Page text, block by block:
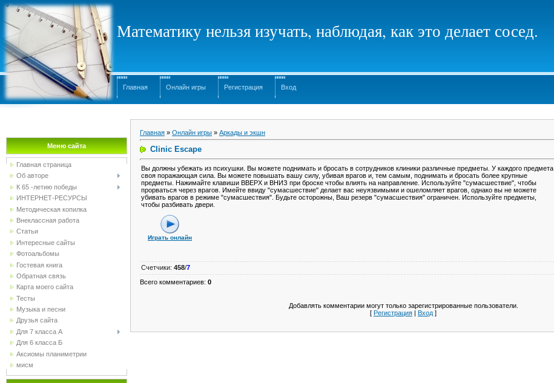
Математику нельзя изучать, наблюдая, как это делает сосед.
Главная Онлайн игры Регистрация Вход
Меню сайта
Главная страница
Об авторе
К 65 -летию победы
ИНТЕРНЕТ-РЕСУРСЫ
Методическая копилка
Внеклассная работа
Статьи
Интересные сайты
Фотоальбомы
Гостевая книга
Обратная связь
Карта моего сайта
Тесты
Музыка и песни
Друзья сайта
Для 7 класса А
Для 6 класса Б
Аксиомы планиметрии
мисм
Главная » Онлайн игры » Аркады и экшн
Clinic Escape
Вы должны убежать из психушки. Вы можете поднимать и бросать в сотрудников клиники различные предметы. У каждого предмета
своя поражающая сила. Вы можете повышать вашу силу, убивая врагов и, тем самым, поднимать и бросать более крупные
предметы. Нажимайте клавиши ВВЕРХ и ВНИЗ при броске чтобы влиять на направление. Используйте "сумасшествие", чтобы
прорваться через врагов. Имейте ввиду "сумасшествие" делает вас неуязвимыми и ошеломляет врагов, однако вы не можете
убивать врагов в режиме "сумасшествия". Будьте осторожны, Ваш резерв "сумасшествия" ограничен. Используйте предметы,
чтобы разбивать двери.
Играть онлайн
Счетчики: 458/7
Всего комментариев: 0
Добавлять комментарии могут только зарегистрированные пользователи.
[ Регистрация Вход ]